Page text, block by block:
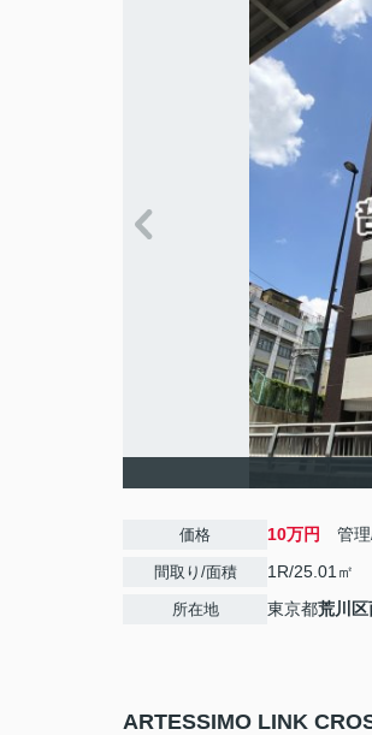
価格 10万円 管理
間取り/面積 1R/25.01㎡
所在地 東京都荒川区
ARTESSIMO LINK